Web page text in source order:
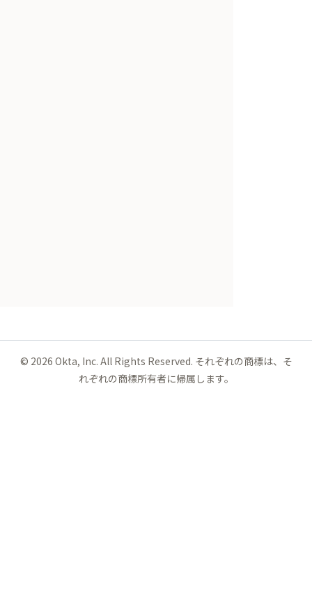
© 2026 Okta, Inc. All Rights Reserved. それぞれの商標は、そ
れぞれの商標所有者に帰属します。